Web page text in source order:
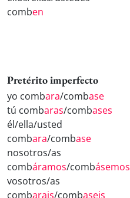
comben
Pretérito imperfecto
yo combara/combase
tú combaras/combases
él/ella/usted
combara/combase
nosotros/as
combáramos/combásemos
vosotros/as
combarais/combaseis